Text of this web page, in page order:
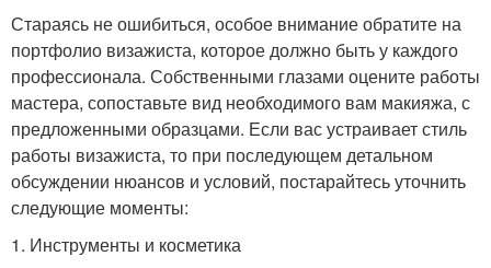
Стараясь не ошибиться, особое внимание обратите на
портфолио визажиста, которое должно быть у каждого
профессионала. Собственными глазами оцените работы
мастера, сопоставьте вид необходимого вам макияжа, с
предложенными образцами. Если вас устраивает стиль
работы визажиста, то при последующем детальном
обсуждении нюансов и условий, постарайтесь уточнить
следующие моменты:
1. Инструменты и косметика